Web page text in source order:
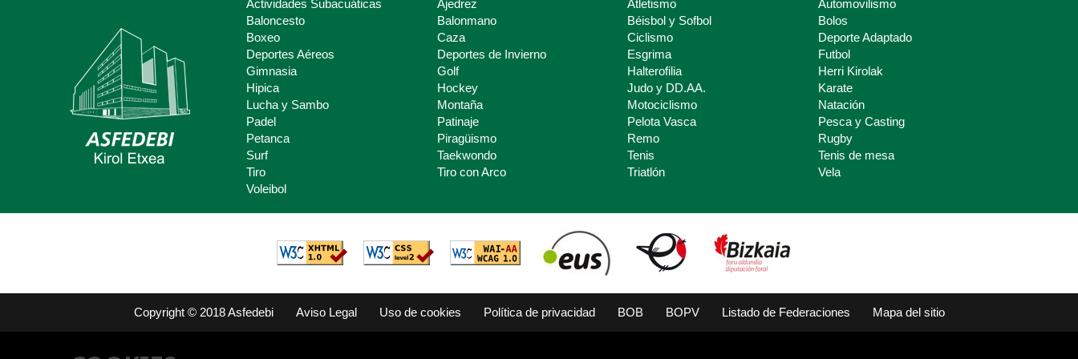
Deporte Escolar
Claves del deporte Escolar para
padres y madres.
Actividades Subacuáticas Ajedrez Atletismo
Automovilismo
Baloncesto
Balonmano Béisbol y Sofbol
Bolos
Boxeo
Caza Ciclismo
Deporte Adaptado
Deportes Aéreos
Deportes de Invierno Esgrima
Futbol
Gimnasia
Golf Halterofilia
Herri Kirolak
Hipica
Hockey Judo y DD.AA.
Karate
Lucha y Sambo
Montaña Motociclismo
Natación
Padel
Patinaje Pelota Vasca
Pesca y Casting
Petanca
Piragüismo Remo
Rugby
Surf
Taekwondo Tenis
Tenis de mesa
Tiro
Tiro con Arco Triatlón
Vela
Voleibol
Copyright © 2018 Asfedebi Aviso Legal Uso de cookies Política de privacidad BOB BOPV Listado de Federaciones Mapa del sitio